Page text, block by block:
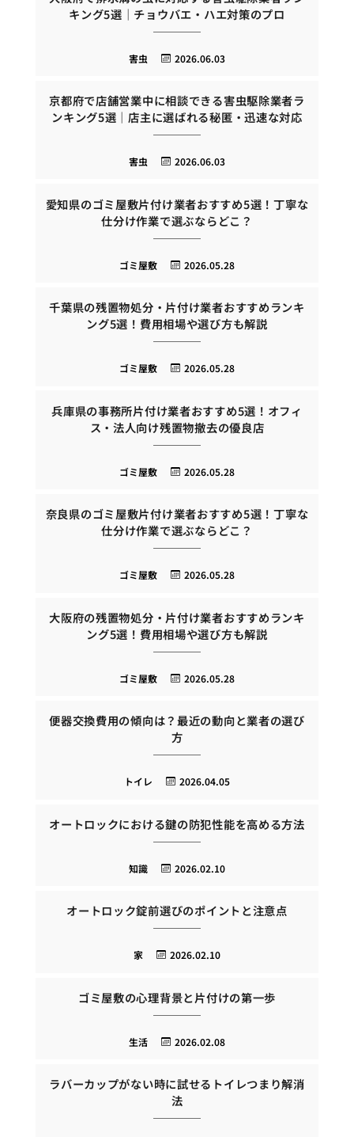
キング5選｜チョウバエ・ハエ対策のプロ
2026.06.03
害虫
京都府で店舗営業中に相談できる害虫駆除業者ラ
ンキング5選｜店主に選ばれる秘匿・迅速な対応
2026.06.03
害虫
愛知県のゴミ屋敷片付け業者おすすめ5選！丁寧な
仕分け作業で選ぶならどこ？
2026.05.28
ゴミ屋敷
千葉県の残置物処分・片付け業者おすすめランキ
ング5選！費用相場や選び方も解説
2026.05.28
ゴミ屋敷
兵庫県の事務所片付け業者おすすめ5選！オフィ
ス・法人向け残置物撤去の優良店
2026.05.28
ゴミ屋敷
奈良県のゴミ屋敷片付け業者おすすめ5選！丁寧な
仕分け作業で選ぶならどこ？
2026.05.28
ゴミ屋敷
大阪府の残置物処分・片付け業者おすすめランキ
ング5選！費用相場や選び方も解説
2026.05.28
ゴミ屋敷
便器交換費用の傾向は？最近の動向と業者の選び
方
2026.04.05
トイレ
オートロックにおける鍵の防犯性能を高める方法
2026.02.10
知識
オートロック錠前選びのポイントと注意点
2026.02.10
家
ゴミ屋敷の心理背景と片付けの第一歩
2026.02.08
生活
ラバーカップがない時に試せるトイレつまり解消
法